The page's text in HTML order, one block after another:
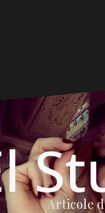
Articole